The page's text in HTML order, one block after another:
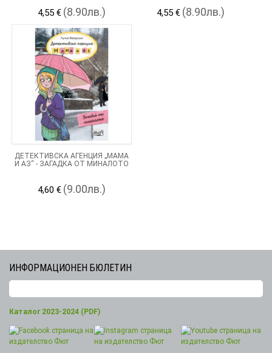
4,55 € (8.90лв.) 4,55 € (8.90лв.)
ДЕТЕКТИВСКА АГЕНЦИЯ „МАМА
И АЗ“ - ЗАГАДКА ОТ МИНАЛОТО
4,60 € (9.00лв.)
ИНФОРМАЦИОНЕН БЮЛЕТИН
Каталог 2023-2024 (PDF)